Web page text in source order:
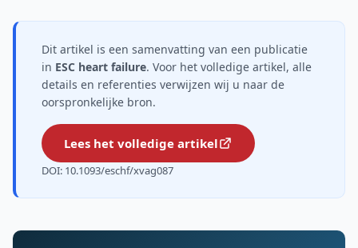
Dit artikel is een samenvatting van een publicatie
in ESC heart failure. Voor het volledige artikel, alle
details en referenties verwijzen wij u naar de
oorspronkelijke bron.
Lees het volledige artikel
DOI: 10.1093/eschf/xvag087